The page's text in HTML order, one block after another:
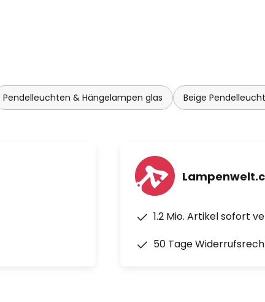
Pendelleuchten & Hängelampen glas Beige
1.2 Mio. Artikel sofort
50 Tage